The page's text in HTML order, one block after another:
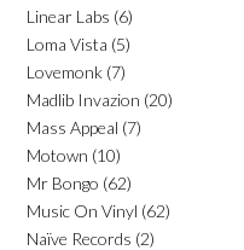
Linear Labs (6)
Loma Vista (5)
Lovemonk (7)
Madlib Invazion (20)
Mass Appeal (7)
Motown (10)
Mr Bongo (62)
Music On Vinyl (62)
Naïve Records (2)